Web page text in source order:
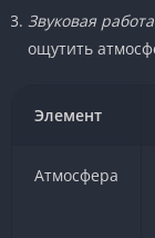
Звуковая
ощутить
Элемент
Атмосфера